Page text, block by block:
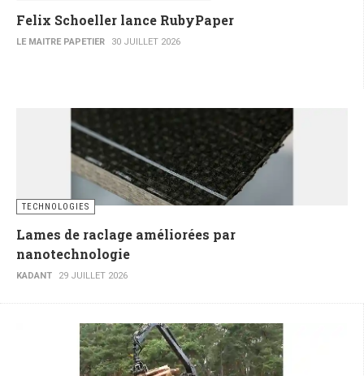
Felix Schoeller lance RubyPaper
LE MAITRE PAPETIER 30 JUILLET 2026
TECHNOLOGIES
Lames de raclage améliorées par
nanotechnologie
KADANT 29 JUILLET 2026